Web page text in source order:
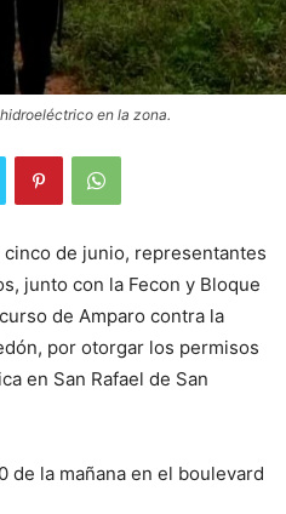
en la zona.
cinco de junio, representantes
junto con la Fecon y Bloque
de Amparo contra la
por otorgar los permisos
en San Rafael de San
de la mañana en el boulevard